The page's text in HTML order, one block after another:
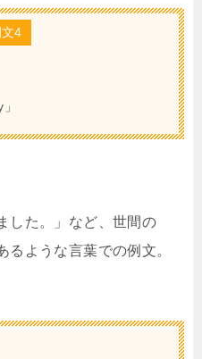
4
した。」など、世間の
るような言葉での例文。